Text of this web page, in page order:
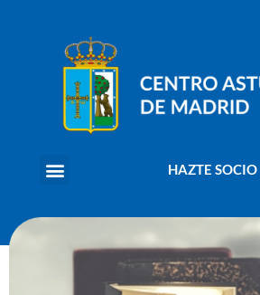
HAZTE SOCIO